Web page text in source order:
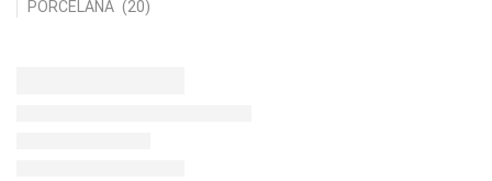
PORCELANA (20)